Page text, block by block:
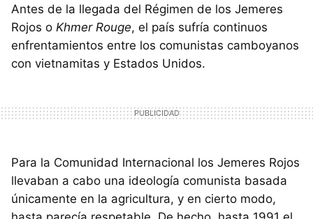
Antes de la llegada del Régimen de los Jemeres
Rojos o Khmer Rouge, el país sufría continuos
enfrentamientos entre los comunistas camboyanos
con vietnamitas y Estados Unidos.
Para la Comunidad Internacional los Jemeres Rojos
llevaban a cabo una ideología comunista basada
únicamente en la agricultura, y en cierto modo,